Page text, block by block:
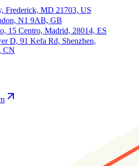
Frederick, MD 21703, US
N1 9AB, GB
15 Centro, Madrid, 28014, ES
D, 91 Kefa Rd, Shenzhen,
CN